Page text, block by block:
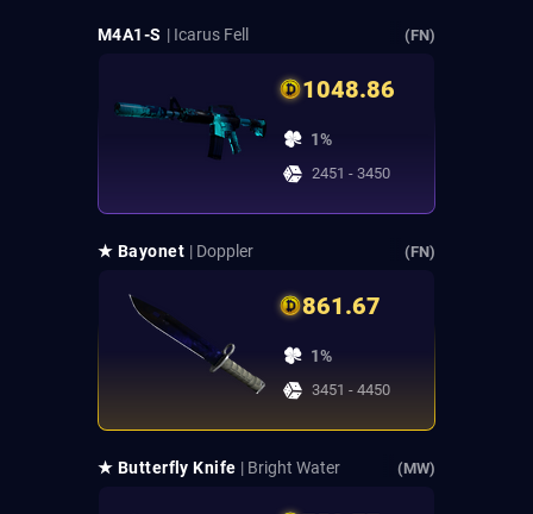
M4A1-S | Icarus Fell (FN)
1048.86
1%
2451 - 3450
★ Bayonet | Doppler (FN)
861.67
1%
3451 - 4450
★ Butterfly Knife | Bright Water (MW)